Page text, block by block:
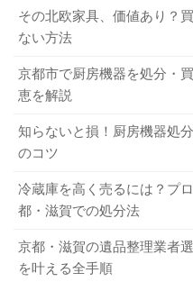
洗濯槽やフィルターが汚れ
洗濯機をキレイに掃除しま
り方は、下記の手順を参考
洗剤投入ケース・ゴ
洗濯機の細かいパーツ
で洗う
塩素系漂白剤を用い
をまわして洗濯槽を洗
製造から5年以内の家
リサイクル買取センターで
年以内のものです。出張買
宇治市・京田辺、滋賀県全
大きな特徴となります。さ
めての回収・買取が可能で
Q．洗濯機の買取相場はい
として、年式別の買取相場
ました。
1年落ち：約7,000～
2年落ち：約7,000～
3年落ち：約5,000～
4年落ち：約5,000～
6年落ち：約4,000～
その北欧家具、価値あり？
ない方法
京都市で厨房機器を処分・
恵を解説
知らないと損！厨房機器処
のコツ
冷蔵庫を高く売るには？プ
都・滋賀での処分法
京都・滋賀の遺品整理業者
を叶える全手順